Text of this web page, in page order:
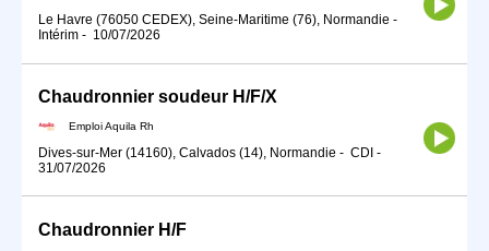
Le Havre (76050 CEDEX), Seine-Maritime (76), Normandie -
Intérim - 10/07/2026
Chaudronnier soudeur H/F/X
Emploi Aquila Rh
Dives-sur-Mer (14160), Calvados (14), Normandie - CDI -
31/07/2026
Chaudronnier H/F